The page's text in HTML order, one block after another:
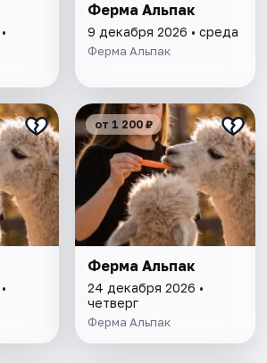
Ферма Альпак
9 декабря 2026 • среда
Ферма Альпак
от 1 200 ₽
Ферма Альпак
24 декабря 2026 •
четверг
Ферма Альпак